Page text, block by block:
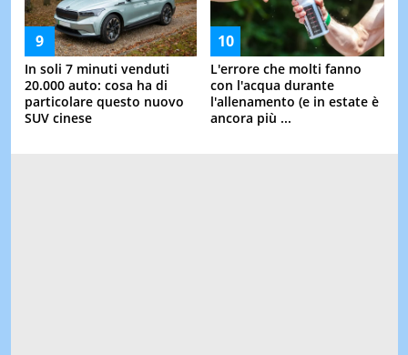
In soli 7 minuti venduti
20.000 auto: cosa ha di
particolare questo nuovo
SUV cinese
L'errore che molti fanno
con l'acqua durante
l'allenamento (e in estate è
ancora più ...